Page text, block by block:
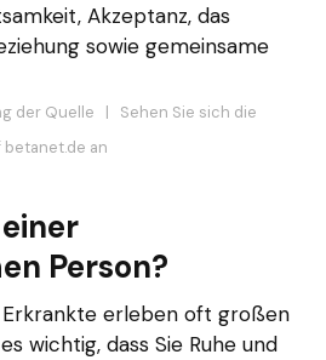
Akzeptanz, das
sowie gemeinsame
der Quelle | Sehen Sie sich die
an
Person?
Erkrankte erleben oft großen
wichtig, dass Sie Ruhe und